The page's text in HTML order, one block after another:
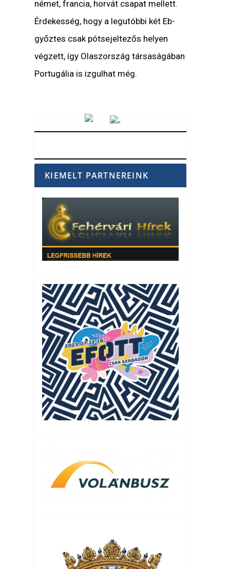
német, francia, horvát csapat mellett.
Érdekesség, hogy a legutóbbi két Eb-
győztes csak pótsejeltezős helyen
végzett, így Olaszország társaságában
Portugália is izgulhat még.
KIEMELT PARTNEREINK